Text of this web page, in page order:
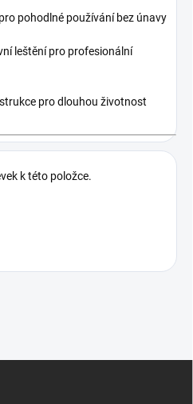
pohodlné používání bez únavy
leštění pro profesionální
pro dlouhou životnost
k této položce.